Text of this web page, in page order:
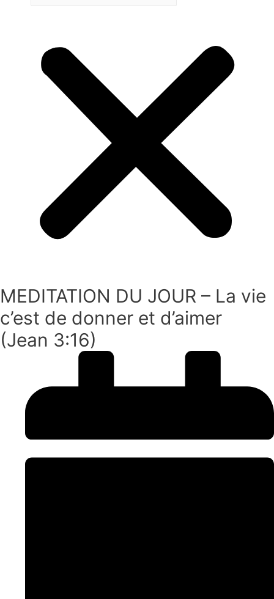
MEDITATION DU JOUR – La vie
c’est de donner et d’aimer
(Jean 3:16)